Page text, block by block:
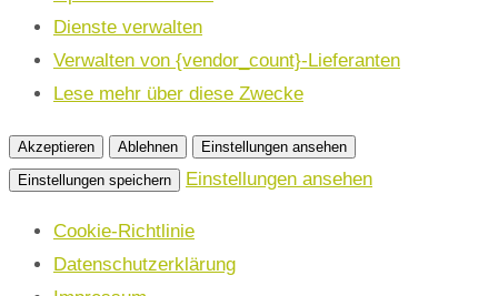
Dienste verwalten
Verwalten von {vendor_count}-Lieferanten
Lese mehr über diese Zwecke
Akzeptieren Ablehnen
Einstellungen ansehen
Einstellungen speichern
Einstellungen ansehen
Cookie-Richtlinie
Datenschutzerklärung